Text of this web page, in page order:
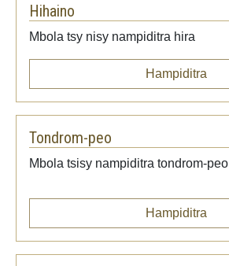
Hihaino
Mbola tsy nisy nampiditra hira
Hampiditra
Tondrom-peo
Mbola tsisy nampiditra tondrom-peo
Hampiditra